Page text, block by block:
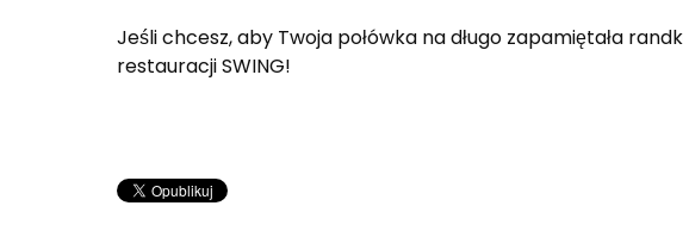
Jeśli chcesz, aby Twoja połówka na długo zapamiętała
restauracji SWING!